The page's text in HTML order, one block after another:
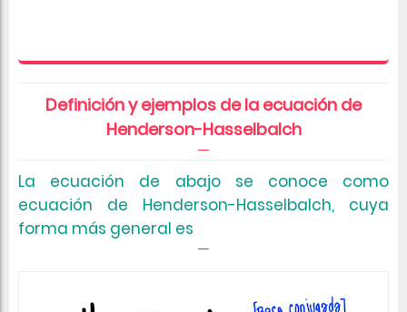
Definición y ejemplos de la ecuación de
Henderson-Hasselbalch
La ecuación de abajo se conoce como
ecuación de Henderson-Hasselbalch, cuya
forma más general es